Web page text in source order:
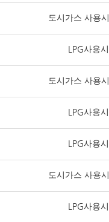
도시가스 사용
LPG사용
도시가스 사용
LPG사용
LPG사용
도시가스 사용
LPG사용